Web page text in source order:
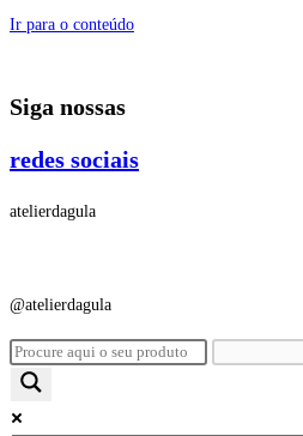
Ir para o conteúdo
Siga nossas
redes sociais
atelierdagula
@atelierdagula